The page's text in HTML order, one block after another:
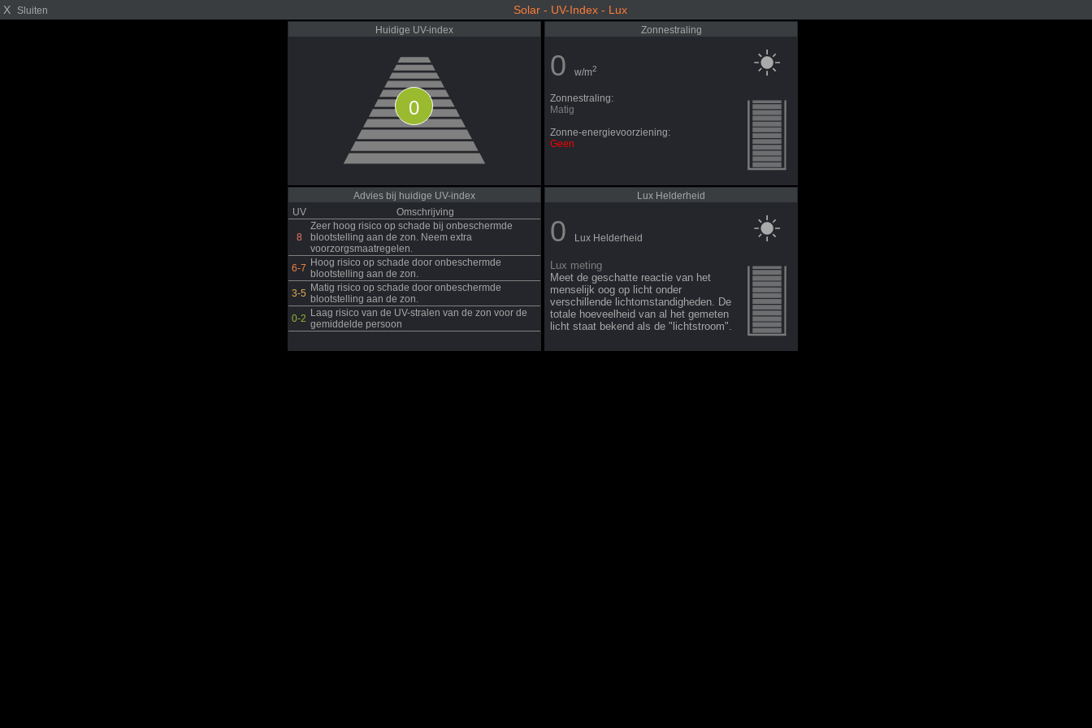
X Sluiten Solar - UV-Index - Lux
Huidige UV-index
0
Zonnestraling
0 w/m2
Zonnestraling:
Matig
Zonne-energievoorziening:
Geen
Advies bij huidige UV-index
UV
Omschrijving
8
Zeer hoog risico op schade bij onbeschermde
blootstelling aan de zon. Neem extra
voorzorgsmaatregelen.
6-7 Hoog risico op schade door onbeschermde
blootstelling aan de zon.
3-5 Matig risico op schade door onbeschermde
blootstelling aan de zon.
0-2 Laag risico van de UV-stralen van de zon voor de
gemiddelde persoon
Lux Helderheid
0 Lux Helderheid
Lux meting
Meet de geschatte reactie van het
menselijk oog op licht onder
verschillende lichtomstandigheden. De
totale hoeveelheid van al het gemeten
licht staat bekend als de "lichtstroom".